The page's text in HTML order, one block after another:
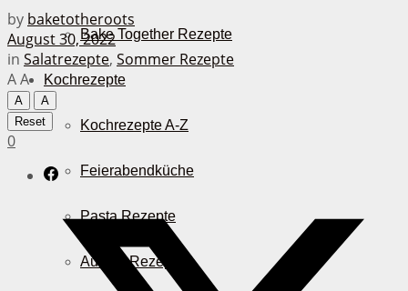
Bake Together Rezepte
Kochrezepte
Kochrezepte A-Z
Feierabendküche
Pasta Rezepte
Auflauf Rezepte
by baketotheroots
August 30, 2022
in Salatrezepte, Sommer Rezepte
AA
A
A
Reset
0